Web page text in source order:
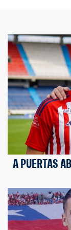
A PUERTAS